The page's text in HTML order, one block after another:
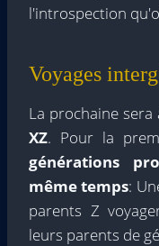
l'introspection
Voyages
La prochaine sera
XZ. Pour la
générations
même temps:
parents Z
leurs parents de